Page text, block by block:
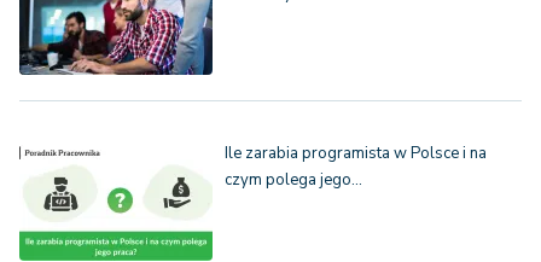
Ile zarabia programista w Polsce i na
czym polega jego…